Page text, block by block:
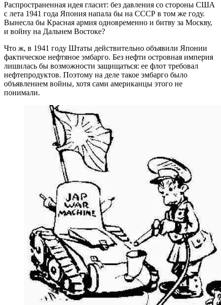
Распространенная идея гласит: без давления со стороны США
с лета 1941 года Япония напала бы на СССР в том же году.
Вынесла бы Красная армия одновременно и битву за Москву,
и войну на Дальнем Востоке?
Что ж, в 1941 году Штаты действительно объявили Японии
фактическое нефтяное эмбарго. Без нефти островная империя
лишилась бы возможности защищаться: ее флот требовал
нефтепродуктов. Поэтому на деле такое эмбарго было
объявлением войны, хотя сами американцы этого не
понимали.